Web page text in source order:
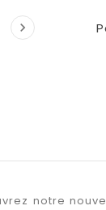

notre